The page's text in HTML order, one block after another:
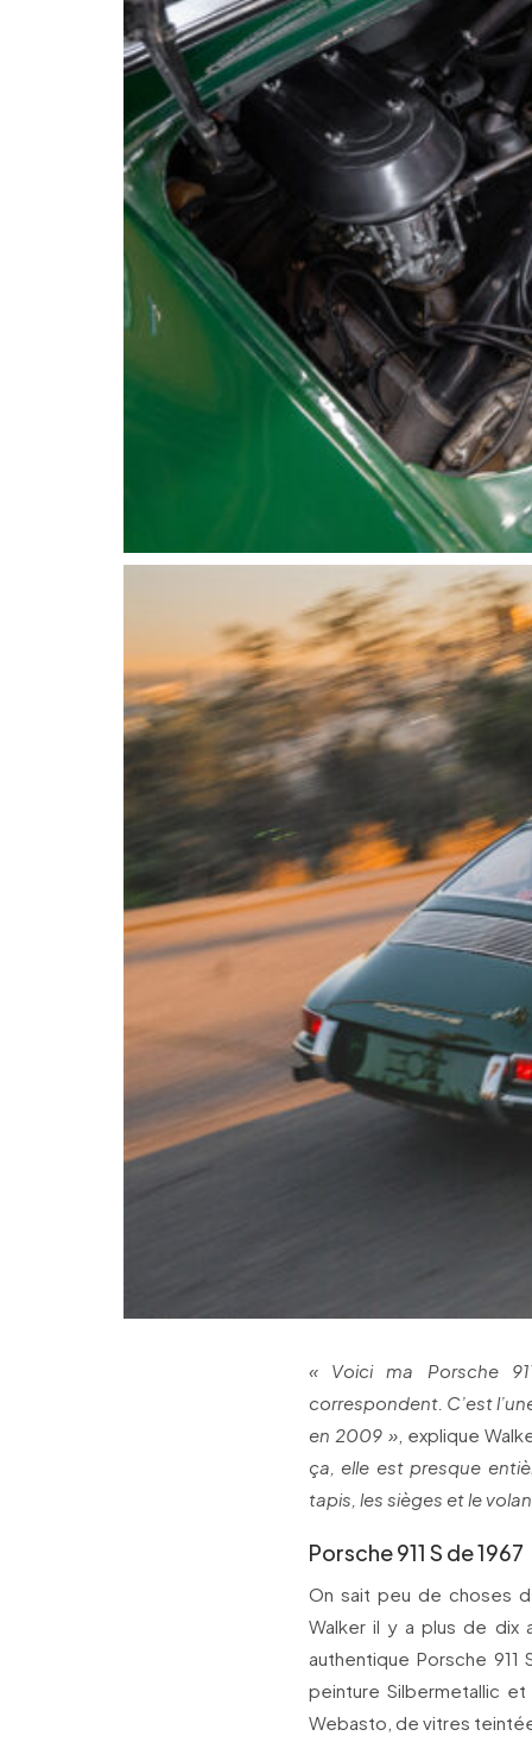
« Voici ma Porsche
correspondent. C’est
en 2009 », explique
ça, elle est presque
tapis, les sièges et le
Porsche 911 S de 1967
On sait peu de choses
Walker il y a plus de dix
authentique Porsche
peinture Silbermetallic et
Webasto, de vitres